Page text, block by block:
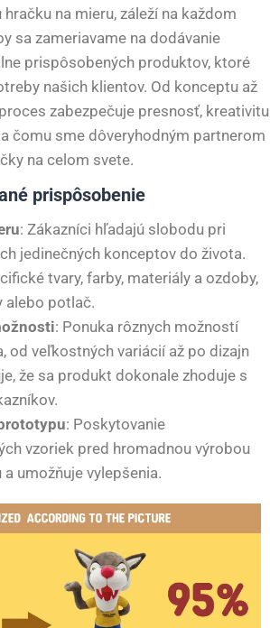
na mieru, záleží na každom
sa zameriavame na dodávanie
prispôsobených produktov, ktoré
našich klientov. Od konceptu až
zabezpečuje presnosť, kreativitu
čomu sme dôveryhodným partnerom
na celom svete.
prispôsobenie
: Zákazníci hľadajú slobodu pri
jedinečných konceptov do života.
tvary, farby, materiály a ozdoby,
alebo potlač.
: Ponuka rôznych možností
od veľkostných variácií až po dizajn
že sa produkt dokonale zhoduje s
: Poskytovanie
vzoriek pred hromadnou výrobou
umožňuje vylepšenia.